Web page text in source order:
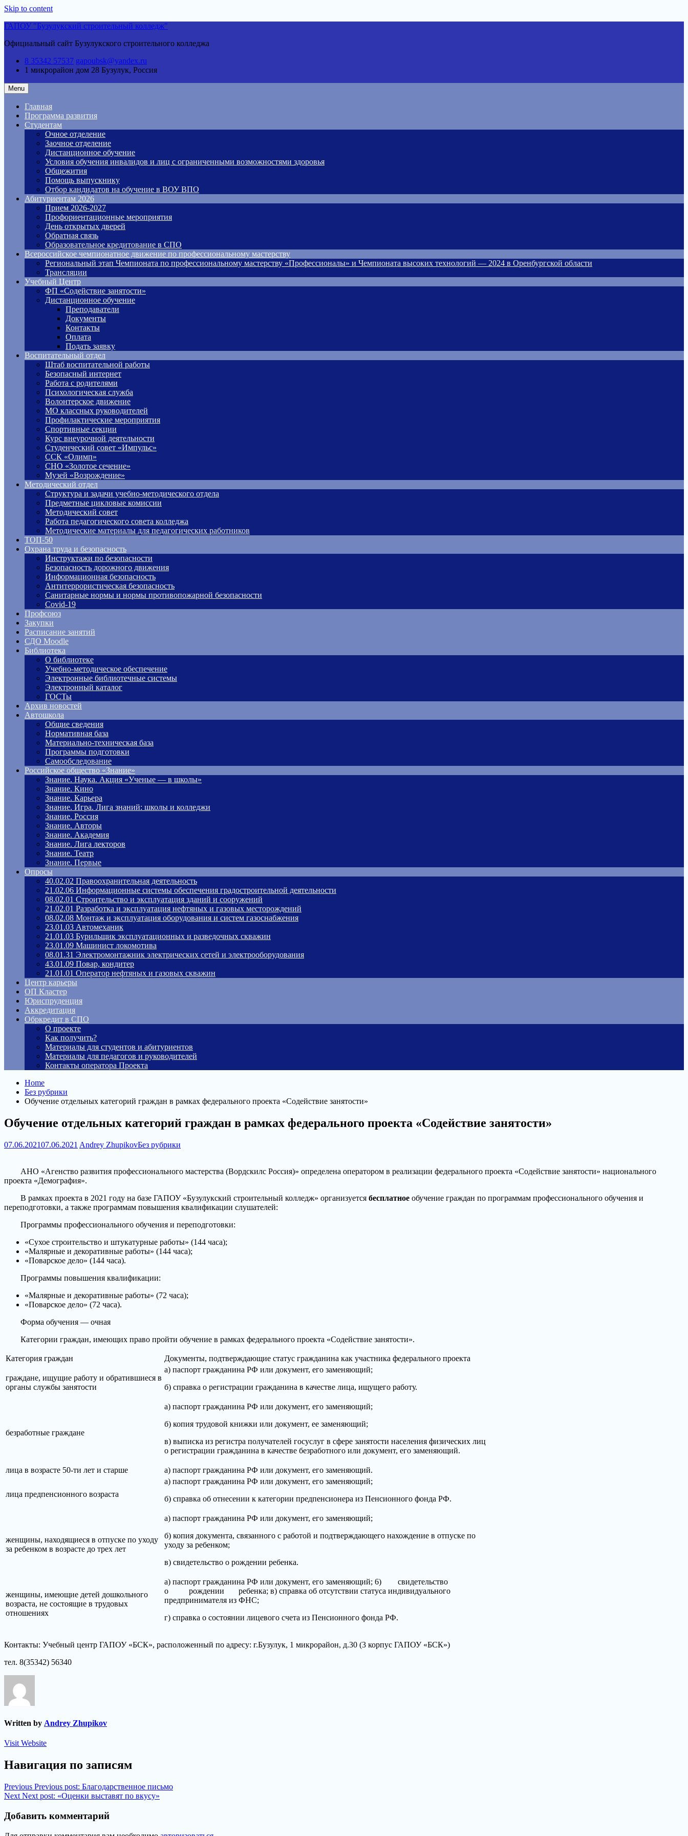
Skip to content
ГАПОУ "Бузулукский строительный колледж"
Официальный сайт Бузулукского строительного колледжа
8 35342 57537 gapoubsk@yandex.ru
1 микрорайон дом 28 Бузулук, Россия
Menu
Главная
Программа развития
Студентам
Очное отделение
Заочное отделение
Дистанционное обучение
Условия обучения инвалидов и лиц с ограниченными возможностями здоровья
Общежития
Помощь выпускнику
Отбор кандидатов на обучение в ВОУ ВПО
Абитуриентам 2026
Прием 2026-2027
Профориентационные мероприятия
День открытых дверей
Обратная связь
Образовательное кредитование в СПО
Всероссийское чемпионатное движение по профессиональному мастерству
Региональный этап Чемпионата по профессиональному мастерству «Профессионалы» и Чемпионата высоких технологий — 2024 в Оренбургской области
Трансляции
Учебный Центр
ФП «Содействие занятости»
Дистанционное обучение
Преподаватели
Документы
Контакты
Оплата
Подать заявку
Воспитательный отдел
Штаб воспитательной работы
Безопасный интернет
Работа с родителями
Психологическая служба
Волонтерское движение
МО классных руководителей
Профилактические мероприятия
Спортивные секции
Курс внеурочной деятельности
Студенческий совет «Импульс»
ССК «Олимп»
СНО «Золотое сечение»
Музей «Возрождение»
Методический отдел
Структура и задачи учебно-методического отдела
Предметные цикловые комиссии
Методический совет
Работа педагогического совета колледжа
Методические материалы для педагогических работников
ТОП-50
Охрана труда и безопасность
Инструктажи по безопасности
Безопасность дорожного движения
Информационная безопасность
Антитеррористическая безопасность
Санитарные нормы и нормы противопожарной безопасности
Covid-19
Профсоюз
Закупки
Расписание занятий
СДО Moodle
Библиотека
О библиотеке
Учебно-методическое обеспечение
Электронные библиотечные системы
Электронный каталог
ГОСТы
Архив новостей
Автошкола
Общие сведения
Нормативная база
Материально-техническая база
Программы подготовки
Самообследование
Российское общество «Знание»
Знание. Наука. Акция «Ученые — в школы»
Знание. Кино
Знание. Карьера
Знание. Игра. Лига знаний: школы и колледжи
Знание. Россия
Знание. Авторы
Знание. Академия
Знание. Лига лекторов
Знание. Театр
Знание. Первые
Опросы
40.02.02 Правоохранительная деятельность
21.02.06 Информационные системы обеспечения градостроительной деятельности
08.02.01 Строительство и эксплуатация зданий и сооружений
21.02.01 Разработка и эксплуатация нефтяных и газовых месторождений
08.02.08 Монтаж и эксплуатация оборудования и систем газоснабжения
23.01.03 Автомеханик
21.01.03 Бурильщик эксплуатационных и разведочных скважин
23.01.09 Машинист локомотива
08.01.31 Электромонтажник электрических сетей и электрооборудования
43.01.09 Повар, кондитер
21.01.01 Оператор нефтяных и газовых скважин
Центр карьеры
ОП Кластер
Юриспруденция
Аккредитация
Обркредит в СПО
О проекте
Как получить?
Материалы для студентов и абитуриентов
Материалы для педагогов и руководителей
Контакты оператора Проекта
Home
Без рубрики
Обучение отдельных категорий граждан в рамках федерального проекта «Содействие занятости»
Обучение отдельных категорий граждан в рамках федерального проекта «Содействие занятости»
07.06.202107.06.2021 Andrey ZhupikovБез рубрики
АНО «Агенство развития профессионального мастерства (Вордскилс Россия)» определена оператором в реализации федерального проекта «Содействие занятости» национального
проекта «Демография».
В рамках проекта в 2021 году на базе ГАПОУ «Бузулукский строительный колледж» организуется бесплатное обучение граждан по программам профессионального обучения и
переподготовки, а также программам повышения квалификации слушателей:
Программы профессионального обучения и переподготовки:
«Сухое строительство и штукатурные работы» (144 часа);
«Малярные и декоративные работы» (144 часа);
«Поварское дело» (144 часа).
Программы повышения квалификации:
«Малярные и декоративные работы» (72 часа);
«Поварское дело» (72 часа).
Форма обучения — очная
Категории граждан, имеющих право пройти обучение в рамках федерального проекта «Содействие занятости».
Категория граждан Документы, подтверждающие статус гражданина как участника федерального проекта
граждане, ищущие работу и обратившиеся в
органы службы занятости
а) паспорт гражданина РФ или документ, его заменяющий;
б) справка о регистрации гражданина в качестве лица, ищущего работу.
безработные граждане
а) паспорт гражданина РФ или документ, его заменяющий;
б) копия трудовой книжки или документ, ее заменяющий;
в) выписка из регистра получателей госуслуг в сфере занятости населения физических лиц
о регистрации гражданина в качестве безработного или документ, его заменяющий.
лица в возрасте 50-ти лет и старше а) паспорт гражданина РФ или документ, его заменяющий.
лица предпенсионного возраста
а) паспорт гражданина РФ или документ, его заменяющий;
б) справка об отнесении к категории предпенсионера из Пенсионного фонда РФ.
женщины, находящиеся в отпуске по уходу
за ребенком в возрасте до трех лет
а) паспорт гражданина РФ или документ, его заменяющий;
б) копия документа, связанного с работой и подтверждающего нахождение в отпуске по
уходу за ребенком;
в) свидетельство о рождении ребенка.
женщины, имеющие детей дошкольного
возраста, не состоящие в трудовых
отношениях
а) паспорт гражданина РФ или документ, его заменяющий; 6) свидетельство
о рождении ребенка; в) справка об отсутствии статуса индивидуального
предпринимателя из ФНС;
г) справка о состоянии лицевого счета из Пенсионного фонда РФ.
Контакты: Учебный центр ГАПОУ «БСК», расположенный по адресу: г.Бузулук, 1 микрорайон, д.30 (3 корпус ГАПОУ «БСК»)
тел. 8(35342) 56340
Written by Andrey Zhupikov
Visit Website
Навигация по записям
Previous Previous post: Благодарственное письмо
Next Next post: «Оценки выставят по вкусу»
Добавить комментарий